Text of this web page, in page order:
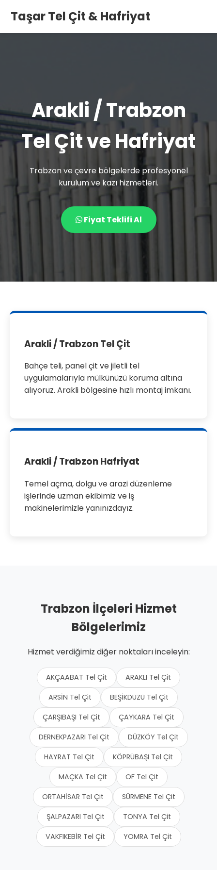
Taşar Tel Çit & Hafriyat
Arakli / Trabzon
Tel Çit ve Hafriyat
Trabzon ve çevre bölgelerde profesyonel
kurulum ve kazı hizmetleri.
Fiyat Teklifi Al
Arakli / Trabzon Tel Çit
Bahçe teli, panel çit ve jiletli tel
uygulamalarıyla mülkünüzü koruma altına
alıyoruz. Arakli bölgesine hızlı montaj imkanı.
Arakli / Trabzon Hafriyat
Temel açma, dolgu ve arazi düzenleme
işlerinde uzman ekibimiz ve iş
makinelerimizle yanınızdayız.
Trabzon İlçeleri Hizmet
Bölgelerimiz
Hizmet verdiğimiz diğer noktaları inceleyin:
AKÇAABAT Tel Çit ARAKLI Tel Çit
ARSİN Tel Çit BEŞİKDÜZÜ Tel Çit
ÇARŞIBAŞI Tel Çit ÇAYKARA Tel Çit
DERNEKPAZARI Tel Çit DÜZKÖY Tel Çit
HAYRAT Tel Çit KÖPRÜBAŞI Tel Çit
MAÇKA Tel Çit OF Tel Çit
ORTAHİSAR Tel Çit SÜRMENE Tel Çit
ŞALPAZARI Tel Çit TONYA Tel Çit
VAKFIKEBİR Tel Çit YOMRA Tel Çit